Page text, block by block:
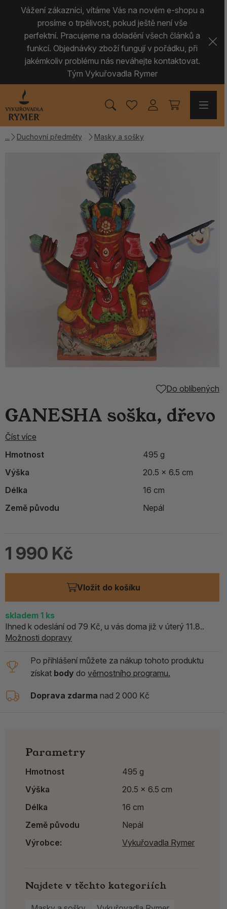
Vážení zákazníci, vítáme Vás na novém e-shopu a
prosíme o trpělivost, pokud ještě není vše
perfektní. Pracujeme na doladění všech článků a
funkcí. Objednávky zboží fungují v pořádku, při
jakémkoliv problému nás neváhejte kontaktovat.
Tým Vykuřovadla Rymer
Duchovní předměty Masky a sošky
Do oblíbených
GANESHA soška, dřevo
Číst více
Hmotnost
495 g
Výška
20.5 x 6.5 cm
Délka
16 cm
Země původu
Nepál
1 990 Kč
Vložit do košíku
skladem 1 ks
Ihned k odeslání od 79 Kč, u vás doma již v úterý 11.8..
Možnosti dopravy
Po přihlášení můžete za nákup tohoto produktu
získat body do věrnostního programu.
Doprava zdarma nad 2 000 Kč
Parametry
Hmotnost
495 g
Výška
20.5 x 6.5 cm
Délka
16 cm
Země původu
Nepál
Výrobce:
Vykuřovadla Rymer
Najdete v těchto kategoriích